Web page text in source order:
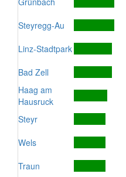
Steyregg-Au
Linz-Stadtpark
Bad Zell
Haag am
Hausruck
Steyr
Wels
Traun